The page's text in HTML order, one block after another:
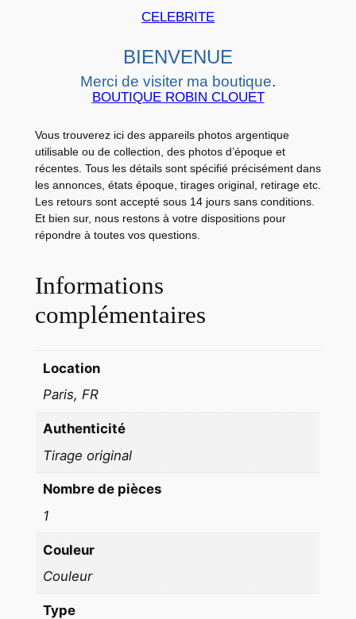
B
B
Y
C
A
A
H
O
S
3
0
m
1
CELEBRITE
BIENVENUE
Merci de visiter ma boutique.
BOUTIQUE ROBIN CLOUET
Vous trouverez ici des appareils photos argentique
utilisable ou de collection, des photos d’époque et
récentes. Tous les détails sont spécifié précisément dans
les annonces, états époque, tirages original, retirage etc.
Les retours sont accepté sous 14 jours sans conditions.
Et bien sur, nous restons à votre dispositions pour
répondre à toutes vos questions.
Informations
complémentaires
Location
Paris, FR
Authenticité
Tirage original
Nombre de pièces
1
Couleur
Couleur
Type